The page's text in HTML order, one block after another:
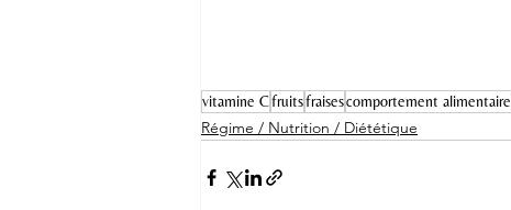
vitamine Cfruitsfraisescomportement alimentaire
Régime / Nutrition / Diététique